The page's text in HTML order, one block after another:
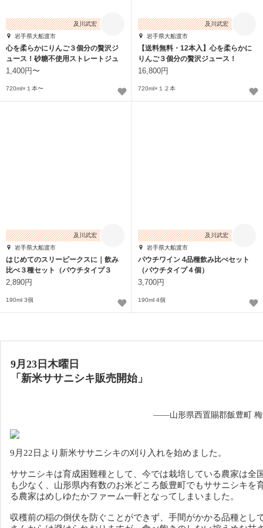
及川武宏
岩手県大船渡市
心を柔らかにりんご３個分の贅沢ジ
ュース！砂糖不使用ストレートジュ
ース 720ml
1,400円〜
720ml×１本〜
及川武宏
岩手県大船渡市
【送料無料・12本入】心を柔らかに
りんご３個分の贅沢ジュース！
720ml
16,800円
720ml×１２本
及川武宏
岩手県大船渡市
はじめてのスリーピークスに｜飲み
比べ３種セット（パウチタイプ３
個）
2,890円
190ml 3個
及川武宏
岩手県大船渡市
パウチワイン 4品種飲み比べセット
（パウチタイプ４個）
3,700円
190ml 4個
9月23日木曜日
「 新米ササニシキ販売開始」
——山形県西置賜郡飯豊町 梅
9月22日より新米ササニシキの刈り入れを始めました。
ササニシキは育成困難種として、今では栽培している農家は全
も少なく、山形県内有数のお米どころ飯豊町でもササニシキを
る農家はめしゆたかファーム一軒となってしまいました。
収穫前の稲の倒伏を防ぐことができず、手間がかかる品種とし